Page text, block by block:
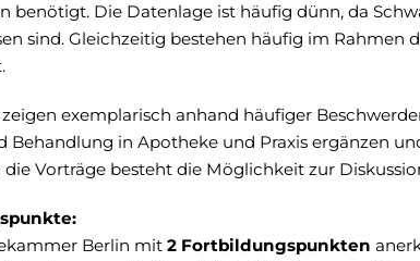
benötigt. Die Datenlage ist häufig dünn, da
sind. Gleichzeitig bestehen häufig im Rahmen
exemplarisch anhand häufiger
Behandlung in Apotheke und Praxis ergänzen
die Vorträge besteht die Möglichkeit zur
Berlin mit 2 Fortbildungspunkten